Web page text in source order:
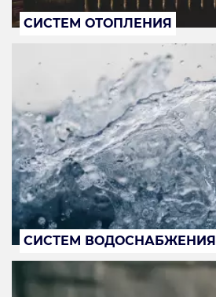
СИСТЕМ ОТОПЛЕНИЯ
СИСТЕМ ВОДОСНАБЖЕНИЯ